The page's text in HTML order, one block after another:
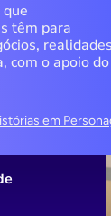
que
têm para
com o apoio do
em